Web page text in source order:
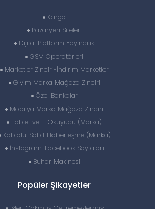
Kargo
Pazaryeri Siteleri
Dijital Platform Yayıncılık
GSM Operatörleri
Marketler Zinciri-İndirim Marketler
Giyim Marka Mağaza Zinciri
Özel Bankalar
Mobilya Marka Mağaza Zinciri
Tablet ve E-Okuyucu (Marka)
Kablolu-Sabit Haberleşme (Marka)
İnstagram-Facebook Sayfaları
Buhar Makinesi
Popüler Şikayetler